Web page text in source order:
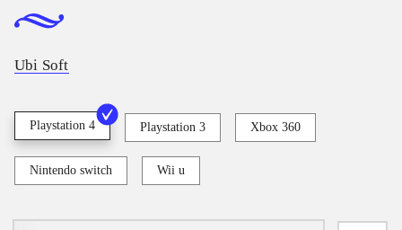
Ubi Soft
Playstation 4 Playstation 3 Xbox 360
Nintendo switch Wii u